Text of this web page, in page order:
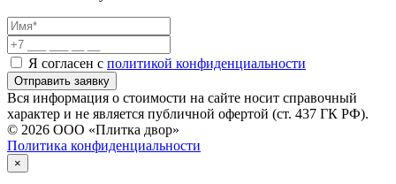
Я согласен с политикой конфиденциальности
Отправить заявку
Вся информация о стоимости на сайте носит справочный
характер и не является публичной офертой (ст. 437 ГК РФ).
© 2026 ООО «Плитка двор»
Политика конфиденциальности
×